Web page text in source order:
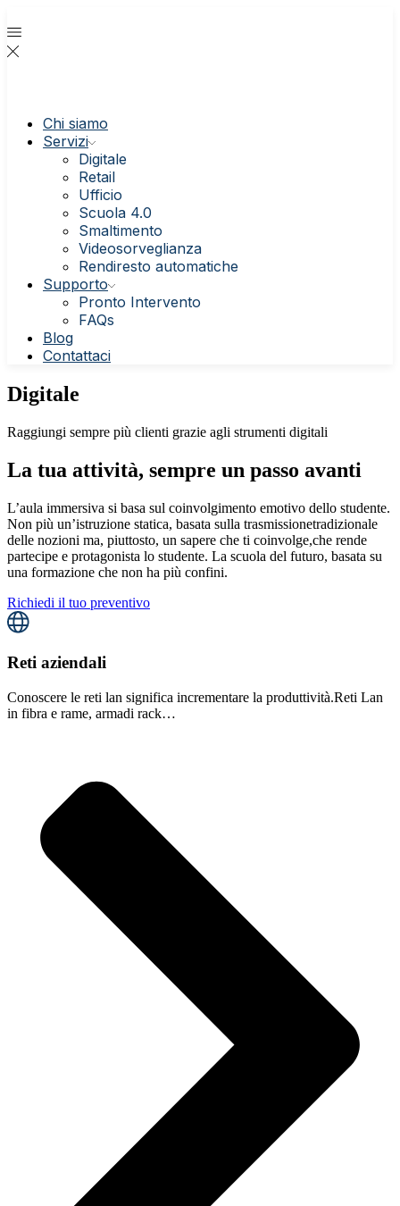
Chi siamo
Servizi
Digitale
Retail
Ufficio
Scuola 4.0
Smaltimento
Videosorveglianza
Rendiresto automatiche
Supporto
Pronto Intervento
FAQs
Blog
Contattaci
Digitale
Raggiungi sempre più clienti grazie agli strumenti digitali
La tua attività, sempre un passo avanti
L’aula immersiva si basa sul coinvolgimento emotivo dello studente.
Non più un’istruzione statica, basata sulla trasmissionetradizionale
delle nozioni ma, piuttosto, un sapere che ti coinvolge,che rende
partecipe e protagonista lo studente. La scuola del futuro, basata su
una formazione che non ha più confini.
Richiedi il tuo preventivo
Reti aziendali
Conoscere le reti lan significa incrementare la produttività.Reti Lan
in fibra e rame, armadi rack…